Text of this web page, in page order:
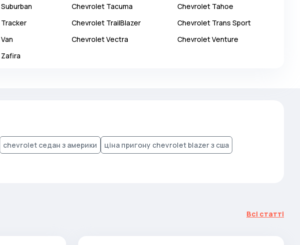
Suburban Chevrolet Tacuma Chevrolet Tahoe
Tracker Chevrolet TrailBlazer Chevrolet Trans Sport
Van ChevroletVectra ChevroletVenture
Zafira
chevrolet седан з америки
ціна пригону chevrolet blazer з сша
Всі статті